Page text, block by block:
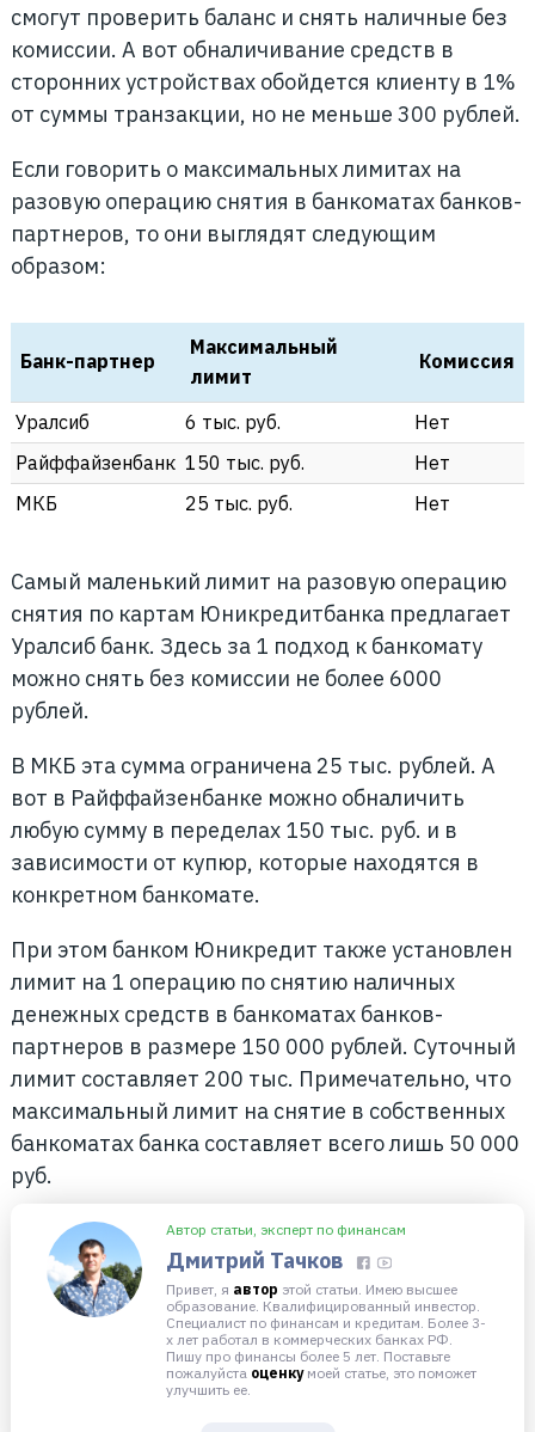
смогут проверить баланс и снять наличные без
комиссии. А вот обналичивание средств в
сторонних устройствах обойдется клиенту в 1%
от суммы транзакции, но не меньше 300 рублей.
Если говорить о максимальных лимитах на
разовую операцию снятия в банкоматах банков-
партнеров, то они выглядят следующим
образом:
Банк-партнер
Максимальный
лимит
Комиссия
Уралсиб 6 тыс. руб.
Нет
Райффайзенбанк 150 тыс. руб.
Нет
МКБ
25 тыс. руб. Нет
Самый маленький лимит на разовую операцию
снятия по картам Юникредитбанка предлагает
Уралсиб банк. Здесь за 1 подход к банкомату
можно снять без комиссии не более 6000
рублей.
В МКБ эта сумма ограничена 25 тыс. рублей. А
вот в Райффайзенбанке можно обналичить
любую сумму в переделах 150 тыс. руб. и в
зависимости от купюр, которые находятся в
конкретном банкомате.
При этом банком Юникредит также установлен
лимит на 1 операцию по снятию наличных
денежных средств в банкоматах банков-
партнеров в размере 150 000 рублей. Суточный
лимит составляет 200 тыс. Примечательно, что
максимальный лимит на снятие в собственных
банкоматах банка составляет всего лишь 50 000
руб.
Автор статьи, эксперт по финансам
Дмитрий Тачков
Привет, я автор этой статьи. Имею высшее
образование. Квалифицированный инвестор.
Специалист по финансам и кредитам. Более 3-
х лет работал в коммерческих банках РФ.
Пишу про финансы более 5 лет. Поставьте
пожалуйста оценкумоей статье, это поможет
улучшить ее.